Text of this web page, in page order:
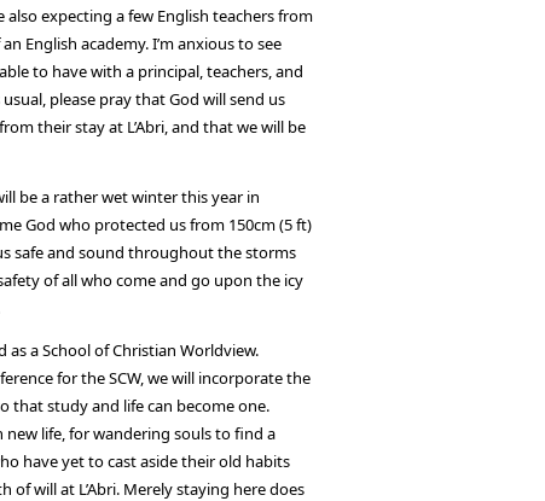
expecting a few English teachers from
English academy. I’m anxious to see
to have with a principal, teachers, and
please pray that God will send us
their stay at L’Abri, and that we will be
be a rather wet winter this year in
God who protected us from 150cm (5 ft)
safe and sound throughout the storms
of all who come and go upon the icy
a School of Christian Worldview.
for the SCW, we will incorporate the
that study and life can become one.
new life, for wandering souls to find a
have yet to cast aside their old habits
will at L’Abri. Merely staying here does